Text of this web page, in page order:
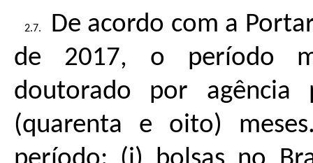
De acordo com a
de 2017, o período
doutorado por
(quarenta e oito)